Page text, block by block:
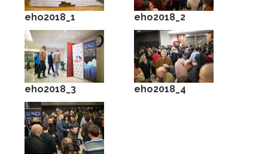
eho2018_1 eho2018_2
eho2018_3 eho2018_4